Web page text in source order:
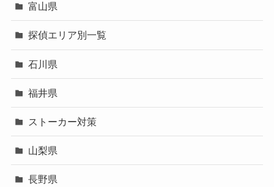
富山県
探偵エリア別一覧
石川県
福井県
ストーカー対策
山梨県
長野県